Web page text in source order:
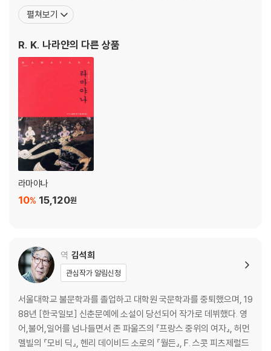
『여행 가이드』(1958) 등을 썼다. 이 중 『여행 가이드』로 1960년 인
도 국립문학원이 수여하는 ‘사히티아 아카데미상’을 받았다. 영어로
엄 포크너, 오
펼쳐보기
R. K. 나라얀의 다른 상품
라마야나
15,120원
10%
역 김석희
관심작가 알림신청
서울대학교 불문학과를 졸업하고 대학원 국문학과를 중퇴했으며, 19
88년 [한국일보] 신춘문예에 소설이 당선되어 작가로 데뷔했다. 영
어,불어,일어를 넘나들면서 존 파울즈의 『프랑스 중위의 여자』, 허먼
멜빌의 『모비 딕』, 헨리 데이비드 소로의 『월든』, F. 스콧 피츠제럴드